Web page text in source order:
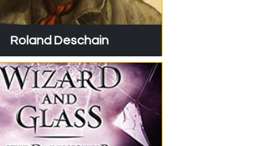
Roland Deschain